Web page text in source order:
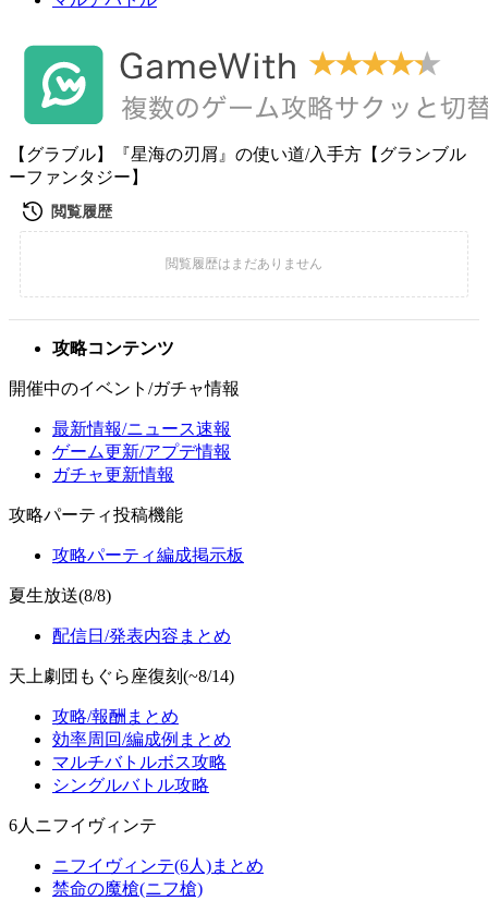
【グラブル】『星海の刃屑』の使い道/入手方【グランブル
ーファンタジー】
攻略コンテンツ
開催中のイベント/ガチャ情報
最新情報/ニュース速報
ゲーム更新/アプデ情報
ガチャ更新情報
攻略パーティ投稿機能
攻略パーティ編成掲示板
夏生放送(8/8)
配信日/発表内容まとめ
天上劇団もぐら座復刻(~8/14)
攻略/報酬まとめ
効率周回/編成例まとめ
マルチバトルボス攻略
シングルバトル攻略
6人ニフイヴィンテ
ニフイヴィンテ(6人)まとめ
禁命の魔槍(ニフ槍)